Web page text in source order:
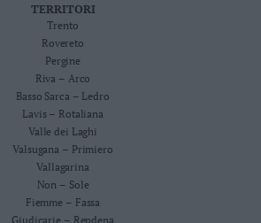
TERRITORI
Trento
Rovereto
Pergine
Riva – Arco
Basso Sarca – Ledro
Lavis – Rotaliana
Valle dei Laghi
Valsugana – Primiero
Vallagarina
Non – Sole
Fiemme – Fassa
Giudicarie – Rendena